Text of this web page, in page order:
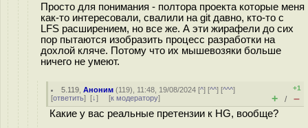
Просто для понимания - полтора проекта которые меня
как-то интересовали, свалили на git давно, кто-то с
LFS расширением, но все же. А эти жирафели до сих
пор пытаются изобразить процесс разработки на
дохлой кляче. Потому что их мышевозяки больше
ничего не умеют.
5.119 ,Аноним (119), 11:48, 19/08/2024 [^] [^^] [^^^]
[ответить] [↓] [к модератору]
+1
+ / –
Какие у вас реальные претензии к HG, вообще?